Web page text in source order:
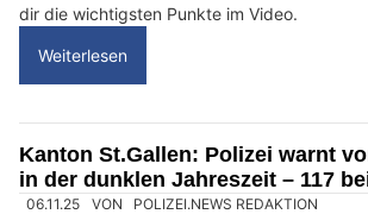
dir die wichtigsten Punkte im Video.
Weiterlesen
Kanton St.Gallen: Polizei warnt
in der dunklen Jahreszeit – 117
06.11.25 VON POLIZEI.NEWS REDAKTION